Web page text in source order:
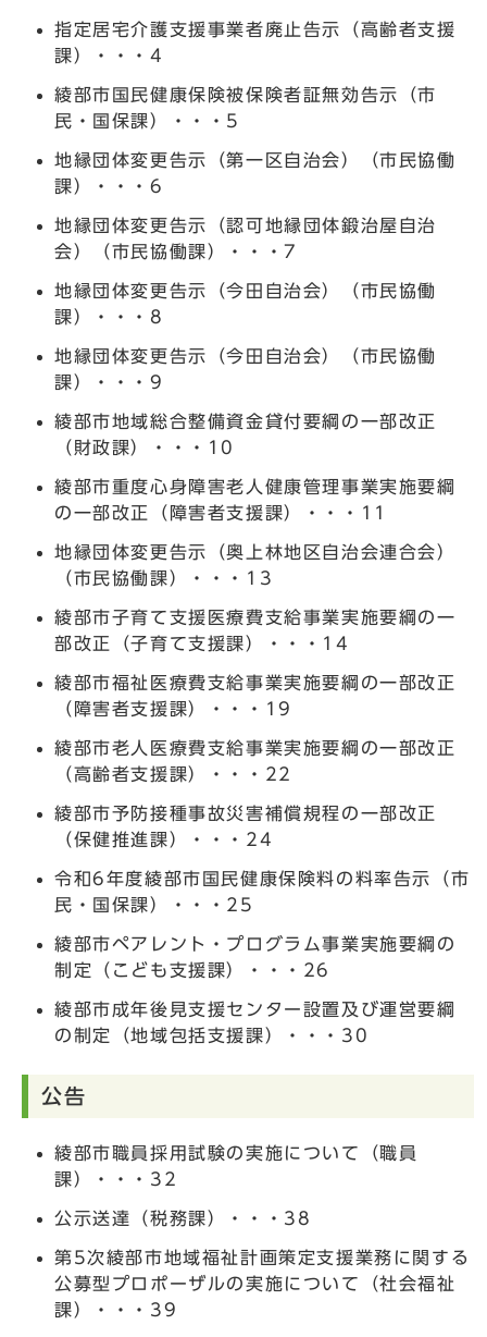
指定居宅介護支援事業者廃止告示（高齢者支援
課）・・・4
綾部市国民健康保険被保険者証無効告示（市
民・国保課）・・・5
地縁団体変更告示（第一区自治会）（市民協働
課）・・・6
地縁団体変更告示（認可地縁団体鍛治屋自治
会）（市民協働課）・・・7
地縁団体変更告示（今田自治会）（市民協働
課）・・・8
地縁団体変更告示（今田自治会）（市民協働
課）・・・9
綾部市地域総合整備資金貸付要綱の一部改正
（財政課）・・・10
綾部市重度心身障害老人健康管理事業実施要綱
の一部改正（障害者支援課）・・・11
地縁団体変更告示（奥上林地区自治会連合会）
（市民協働課）・・・13
綾部市子育て支援医療費支給事業実施要綱の一
部改正（子育て支援課）・・・14
綾部市福祉医療費支給事業実施要綱の一部改正
（障害者支援課）・・・19
綾部市老人医療費支給事業実施要綱の一部改正
（高齢者支援課）・・・22
綾部市予防接種事故災害補償規程の一部改正
（保健推進課）・・・24
令和6年度綾部市国民健康保険料の料率告示（市
民・国保課）・・・25
綾部市ペアレント・プログラム事業実施要綱の
制定（こども支援課）・・・26
綾部市成年後見支援センター設置及び運営要綱
の制定（地域包括支援課）・・・30
公告
綾部市職員採用試験の実施について（職員
課）・・・32
公示送達（税務課）・・・38
第5次綾部市地域福祉計画策定支援業務に関する
公募型プロポーザルの実施について（社会福祉
課）・・・39